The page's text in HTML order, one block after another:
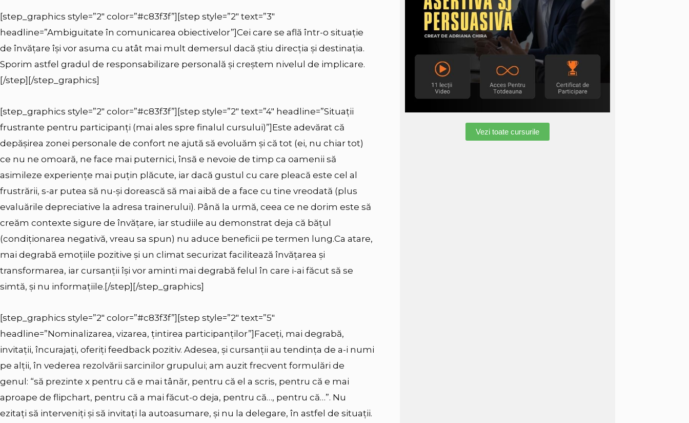
[step_graphics style=”2″ color=”#c83f3f”][step style=”2″ text=”3″
headline=”Ambiguitate în comunicarea obiectivelor”]Cei care se află într-o situație
de învățare își vor asuma cu atât mai mult demersul dacă știu direcția și destinația.
Sporim astfel gradul de responsabilizare personală și creștem nivelul de implicare.
[/step][/step_graphics]
[step_graphics style=”2″ color=”#c83f3f”][step style=”2″ text=”4″ headline=”Situații
frustrante pentru participanți (mai ales spre finalul cursului)”]Este adevărat că
depășirea zonei personale de confort ne ajută să evoluăm și că tot (ei, nu chiar tot)
ce nu ne omoară, ne face mai puternici, însă e nevoie de timp ca oamenii să
asimileze experiențe mai puțin plăcute, iar dacă gustul cu care pleacă este cel al
frustrării, s-ar putea să nu-și dorească să mai aibă de a face cu tine vreodată (plus
evaluările depreciative la adresa trainerului). Până la urmă, ceea ce ne dorim este să
creăm contexte sigure de învățare, iar studiile au demonstrat deja că bățul
(condiționarea negativă, vreau sa spun) nu aduce beneficii pe termen lung.Ca atare,
mai degrabă emoțiile pozitive și un climat securizat facilitează învățarea și
transformarea, iar cursanții își vor aminti mai degrabă felul în care i-ai făcut să se
simtă, și nu informațiile.[/step][/step_graphics]
[step_graphics style=”2″ color=”#c83f3f”][step style=”2″ text=”5″
headline=”Nominalizarea, vizarea, țintirea participanților”]Faceți, mai degrabă,
invitații, încurajați, oferiți feedback pozitiv. Adesea, și cursanții au tendința de a-i numi
pe alții, în vederea rezolvării sarcinilor grupului; am auzit frecvent formulări de
genul: “să prezinte x pentru că e mai tânăr, pentru că el a scris, pentru că e mai
aproape de flipchart, pentru că a mai făcut-o deja, pentru că…, pentru că…”. Nu
ezitați să interveniți și să invitați la autoasumare, și nu la delegare, în astfel de situații.
Vezi toate cursurile